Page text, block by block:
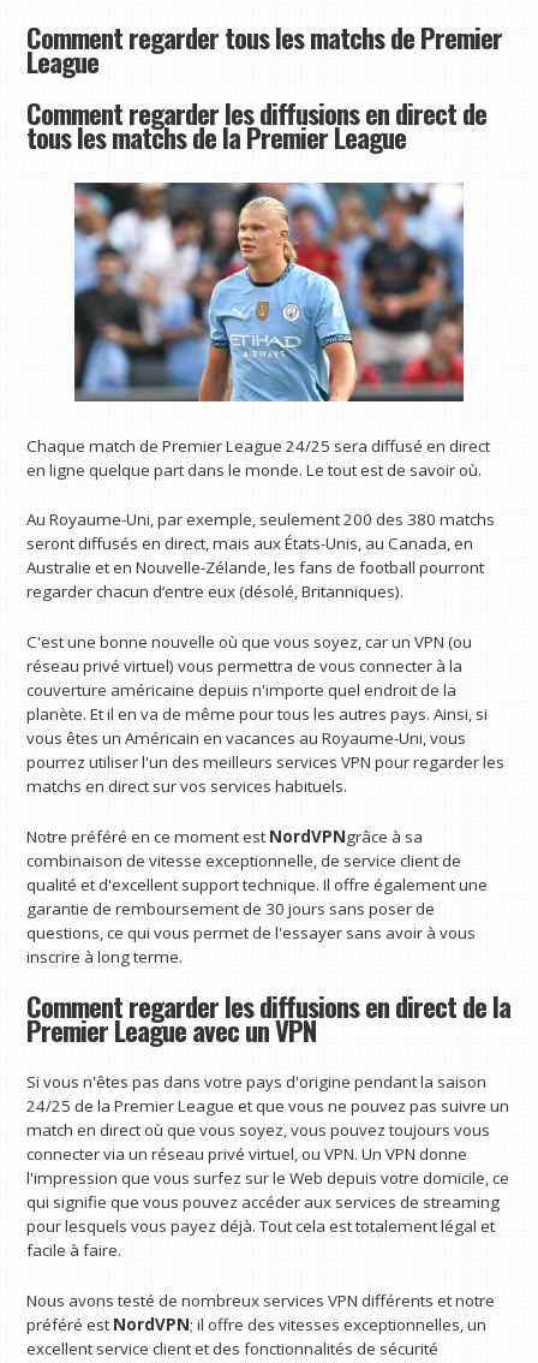
Comment regarder tous les matchs de Premier
League
Comment regarder les diffusions en direct de
tous les matchs de la Premier League
Chaque match de Premier League 24/25 sera diffusé en direct
en ligne quelque part dans le monde. Le tout est de savoir où.
Au Royaume-Uni, par exemple, seulement 200 des 380 matchs
seront diffusés en direct, mais aux États-Unis, au Canada, en
Australie et en Nouvelle-Zélande, les fans de football pourront
regarder chacun d’entre eux (désolé, Britanniques).
C'est une bonne nouvelle où que vous soyez, car un VPN (ou
réseau privé virtuel) vous permettra de vous connecter à la
couverture américaine depuis n'importe quel endroit de la
planète. Et il en va de même pour tous les autres pays. Ainsi, si
vous êtes un Américain en vacances au Royaume-Uni, vous
pourrez utiliser l'un des meilleurs services VPN pour regarder les
matchs en direct sur vos services habituels.
Notre préféré en ce moment est NordVPNgrâce à sa
combinaison de vitesse exceptionnelle, de service client de
qualité et d'excellent support technique. Il offre également une
garantie de remboursement de 30 jours sans poser de
questions, ce qui vous permet de l'essayer sans avoir à vous
inscrire à long terme.
Comment regarder les diffusions en direct de la
Premier League avec un VPN
Si vous n'êtes pas dans votre pays d'origine pendant la saison
24/25 de la Premier League et que vous ne pouvez pas suivre un
match en direct où que vous soyez, vous pouvez toujours vous
connecter via un réseau privé virtuel, ou VPN. Un VPN donne
l'impression que vous surfez sur le Web depuis votre domicile, ce
qui signifie que vous pouvez accéder aux services de streaming
pour lesquels vous payez déjà. Tout cela est totalement légal et
facile à faire.
Nous avons testé de nombreux services VPN différents et notre
préféré est NordVPN; il offre des vitesses exceptionnelles, un
excellent service client et des fonctionnalités de sécurité